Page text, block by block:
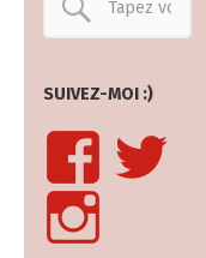
SUIVEZ-MOI :)